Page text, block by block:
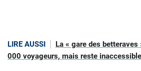
LIRE AUSSI
La « gare des
000 voyageurs, mais reste